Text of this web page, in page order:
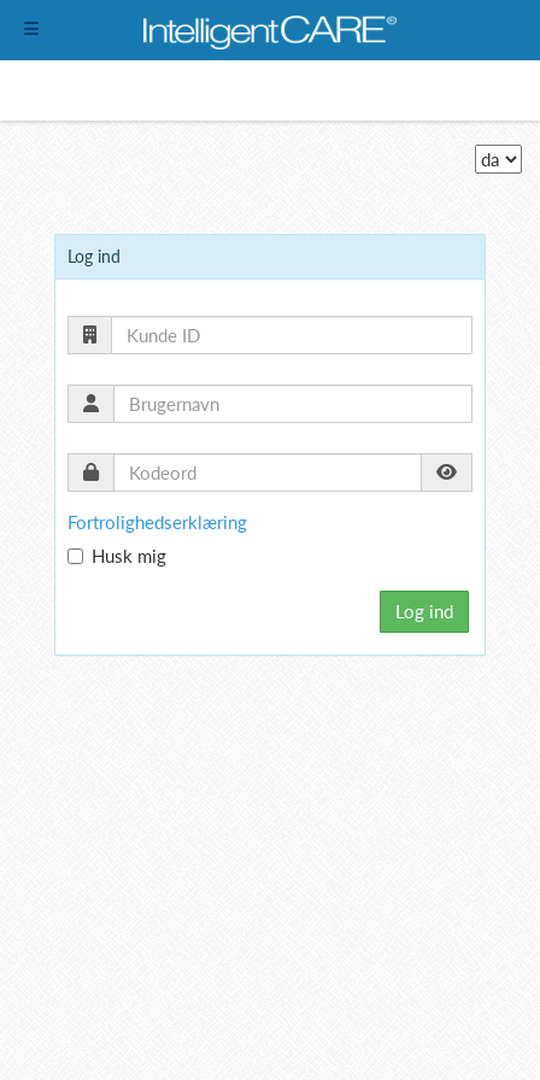
Log ind
Fortrolighedserklæring
Husk mig